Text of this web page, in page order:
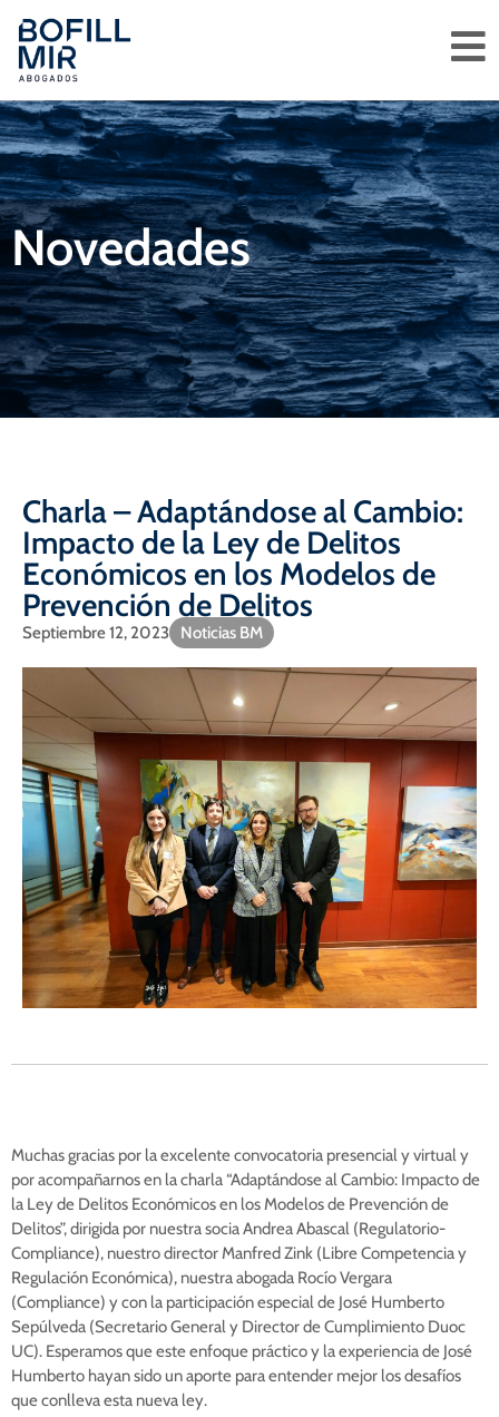
Novedades
Charla – Adaptándose al Cambio:
Impacto de la Ley de Delitos
Económicos en los Modelos de
Prevención de Delitos
Septiembre 12, 2023 Noticias BM
Muchas gracias por la excelente convocatoria presencial y virtual y
por acompañarnos en la charla “Adaptándose al Cambio: Impacto de
la Ley de Delitos Económicos en los Modelos de Prevención de
Delitos”, dirigida por nuestra socia Andrea Abascal (Regulatorio-
Compliance), nuestro director Manfred Zink (Libre Competencia y
Regulación Económica), nuestra abogada Rocío Vergara
(Compliance) y con la participación especial de José Humberto
Sepúlveda (Secretario General y Director de Cumplimiento Duoc
UC). Esperamos que este enfoque práctico y la experiencia de José
Humberto hayan sido un aporte para entender mejor los desafíos
que conlleva esta nueva ley.